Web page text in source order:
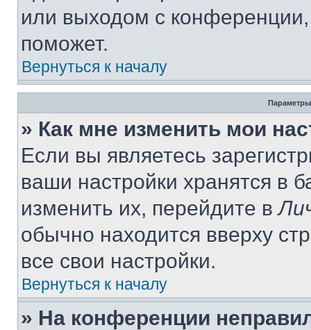
или выходом с
поможет.
Вернуться к началу
Параметры
» Как мне изменить мои
Если вы являетесь
ваши настройки хранятся в
изменить их, перейдите в
обычно находится вверху
все свои настройки.
Вернуться к началу
» На конференции